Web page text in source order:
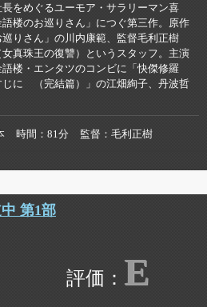
をめぐるユーモア・サラリーマン喜
楼のお巡りさん」につぐ第三作。原作
りさん」の川内康範、監督毛利正樹
女真珠王の復讐）というスタッフ。主演
楼・エンタツのコンビに「快傑修羅
じに （完結篇）」の江畑絢子、丹波哲
時間 81分 監督
毛利正樹
第1部
E